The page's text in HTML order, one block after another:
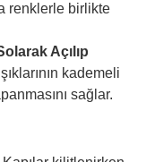
renklerle birlikte
Açılıp
kademeli
sağlar.